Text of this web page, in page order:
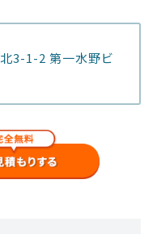
3-1-2 第一水野ビ